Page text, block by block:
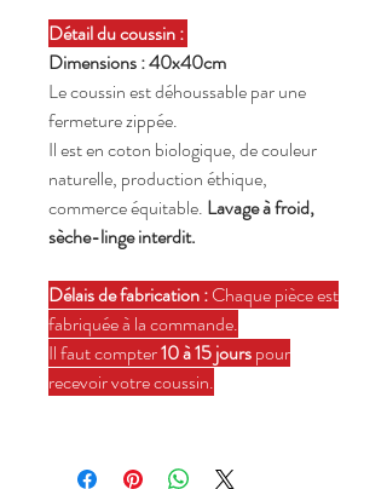
Détail du coussin :
Dimensions : 40x40cm
Le coussin est déhoussable par une
fermeture zippée.
Il est en coton biologique, de couleur
naturelle, production éthique,
commerce équitable. Lavage à froid,
sèche-linge interdit.
Délais de fabrication :Chaque pièce est
fabriquée à la commande.
Il faut compter10 à 15 jourspour
recevoir votre coussin.